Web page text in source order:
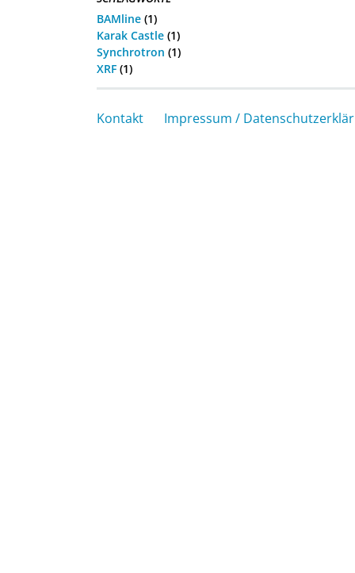
BAMline (1)
Karak Castle (1)
Synchrotron (1)
XRF (1)
Kontakt Impressum /